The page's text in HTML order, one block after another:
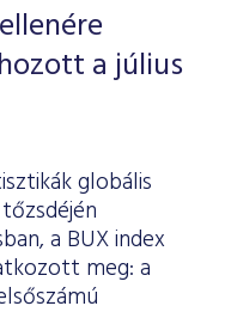
a július
globális
a BUX index
meg: a